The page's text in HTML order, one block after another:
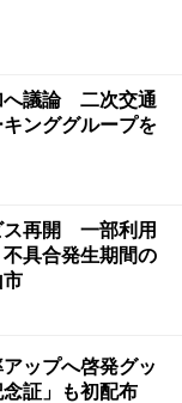
へ議論 二次交通
ンググループを
ス再開 一部利用
具合発生期間の
ップへ啓発グッ
証」も初配布